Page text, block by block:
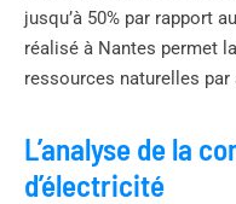
jusqu’à 50% par rapport
réalisé à Nantes permet
ressources naturelles par
L’analyse de la
d’électricité